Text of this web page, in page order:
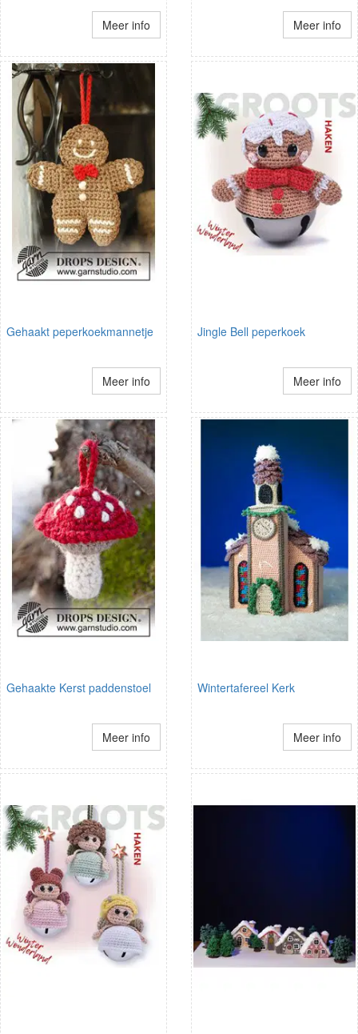
Meer info Meer info
Gehaakt peperkoekmannetje
Meer info
Jingle Bell peperkoek
Meer info
Gehaakte Kerst paddenstoel
Meer info
Wintertafereel Kerk
Meer info